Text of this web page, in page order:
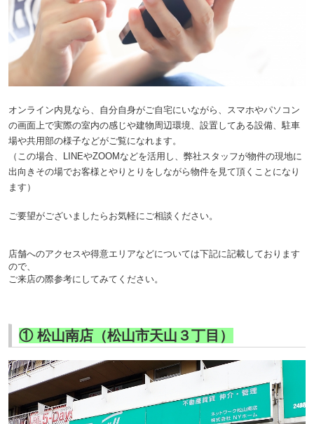
オンライン内見なら、自分自身がご自宅にいながら、スマホやパソコン
の画面上で実際の室内の感じや建物周辺環境、設置してある設備、駐車
場や共用部の様子などがご覧になれます。
（この場合、LINEやZOOMなどを活用し、弊社スタッフが物件の現地に
出向きその場でお客様とやりとりをしながら物件を見て頂くことになり
ます）
ご要望がございましたらお気軽にご相談ください。
店舗へのアクセスや得意エリアなどについては下記に記載しております
ので、
ご来店の際参考にしてみてください。
① 松山南店（松山市天山３丁目）